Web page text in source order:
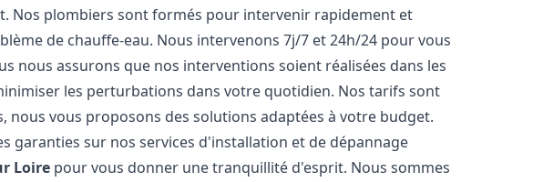
Nos plombiers sont formés pour intervenir rapidement et
de chauffe-eau. Nous intervenons 7j/7 et 24h/24 pour vous
nous assurons que nos interventions soient réalisées dans les
les perturbations dans votre quotidien. Nos tarifs sont
nous vous proposons des solutions adaptées à votre budget.
garanties sur nos services d'installation et de dépannage
Loire pour vous donner une tranquillité d'esprit. Nous sommes